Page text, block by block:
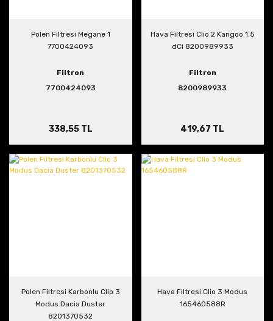
Polen Filtresi Megane 1
7700424093
Filtron
7700424093
338,55 TL
Hava Filtresi Clio 2 Kangoo 1.5
dCi 8200989933
Filtron
8200989933
419,67 TL
Polen Filtresi Karbonlu Clio 3
Modus Dacia Duster
8201370532
Hava Filtresi Clio 3 Modus
165460588R